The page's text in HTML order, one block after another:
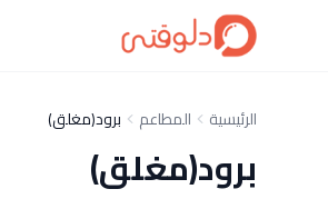
الرئيسية المطاعم برود(مغلق)
برود(مغلق)